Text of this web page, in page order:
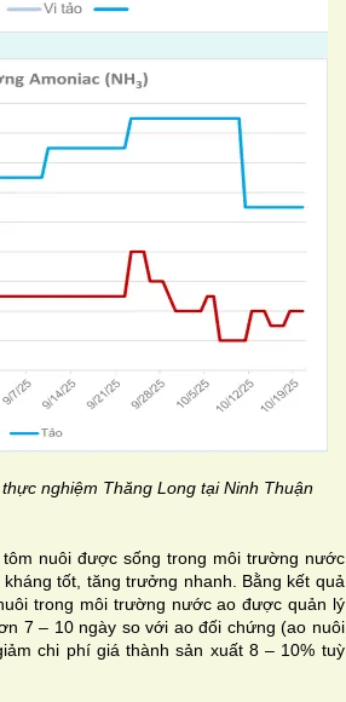
nghiệm Thăng Long tại Ninh Thuận
nuôi được sống trong môi trường nước
tốt, tăng trưởng nhanh. Bằng kết quả
trong môi trường nước ao được quản lý
7 – 10 ngày so với ao đối chứng (ao nuôi
chi phí giá thành sản xuất 8 – 10% tuỳ